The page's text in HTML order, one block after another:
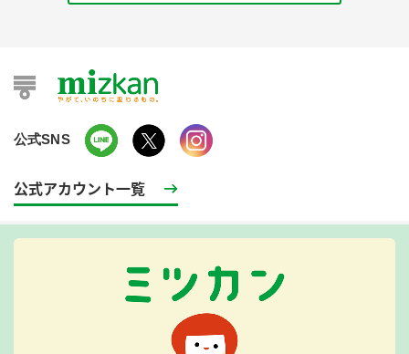
公式SNS
公式アカウント一覧